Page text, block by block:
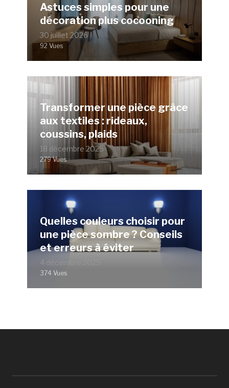
Astuces simples pour une
décoration plus cocooning
30 juillet 2026
92 Vues
Transformer une pièce grâce
aux textiles : rideaux,
coussins, plaids
18 décembre 2025
279 Vues
Quelles couleurs choisir pour
une pièce sombre ? Conseils
et erreurs à éviter
4 décembre 2025
374 Vues